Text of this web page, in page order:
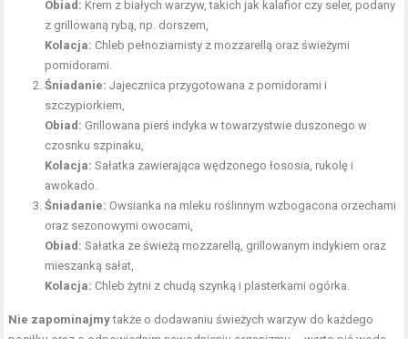
Obiad: Krem z białych warzyw, takich jak kalafior czy seler, podany
z grillowaną rybą, np. dorszem,
Kolacja: Chleb pełnoziarnisty z mozzarellą oraz świeżymi
pomidorami.
Śniadanie: Jajecznica przygotowana z pomidorami i
szczypiorkiem,
Obiad: Grillowana pierś indyka w towarzystwie duszonego w
czosnku szpinaku,
Kolacja: Sałatka zawierająca wędzonego łososia, rukolę i
awokado.
Śniadanie: Owsianka na mleku roślinnym wzbogacona orzechami
oraz sezonowymi owocami,
Obiad: Sałatka ze świeżą mozzarellą, grillowanym indykiem oraz
mieszanką sałat,
Kolacja: Chleb żytni z chudą szynką i plasterkami ogórka.
Nie zapominajmytakże o dodawaniu świeżych warzyw do każdego